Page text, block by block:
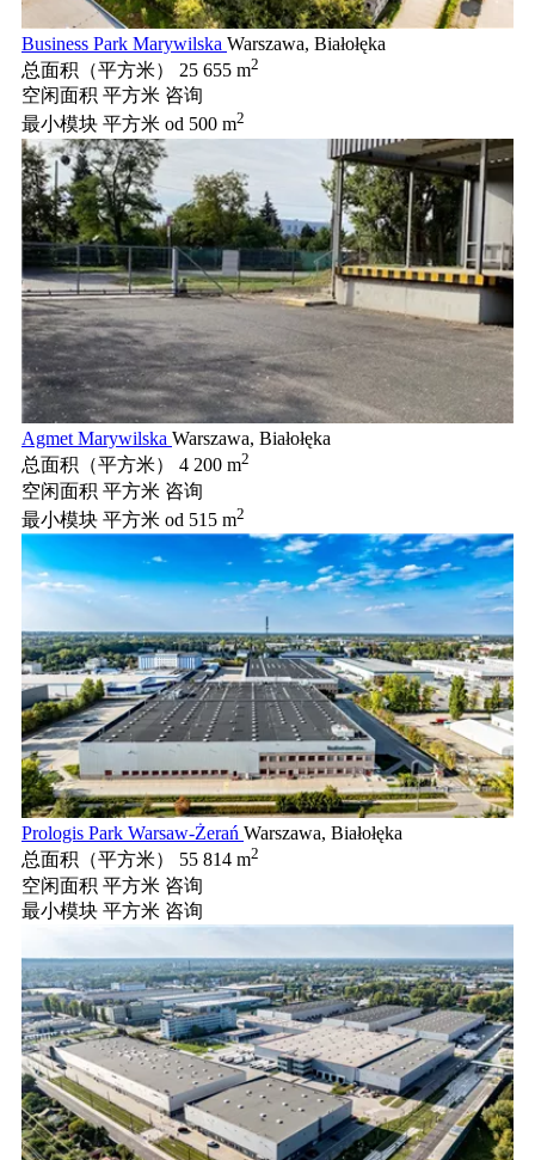
Business Park Marywilska Warszawa, Białołęka
总面积（平方米）
25 655 m2
空闲面积 平方米 咨询
最小模块 平方米 od 500 m2
Agmet Marywilska Warszawa, Białołęka
总面积（平方米）
4 200 m2
空闲面积 平方米 咨询
最小模块 平方米 od 515 m2
Prologis Park Warsaw-Żerań Warszawa, Białołęka
总面积（平方米）
55 814 m2
空闲面积 平方米 咨询
最小模块 平方米 咨询